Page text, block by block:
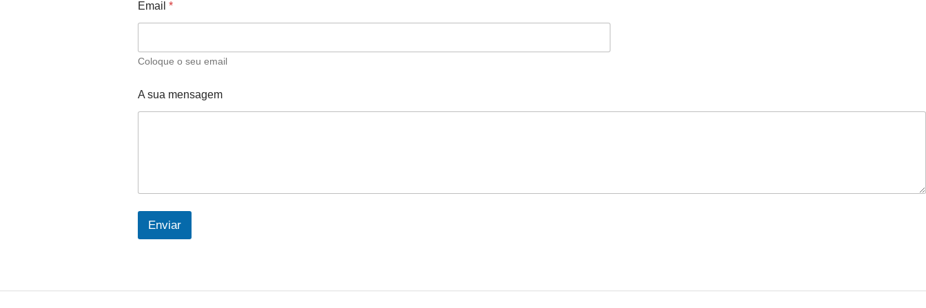
Email *
Coloque o seu email
A sua mensagem
Enviar